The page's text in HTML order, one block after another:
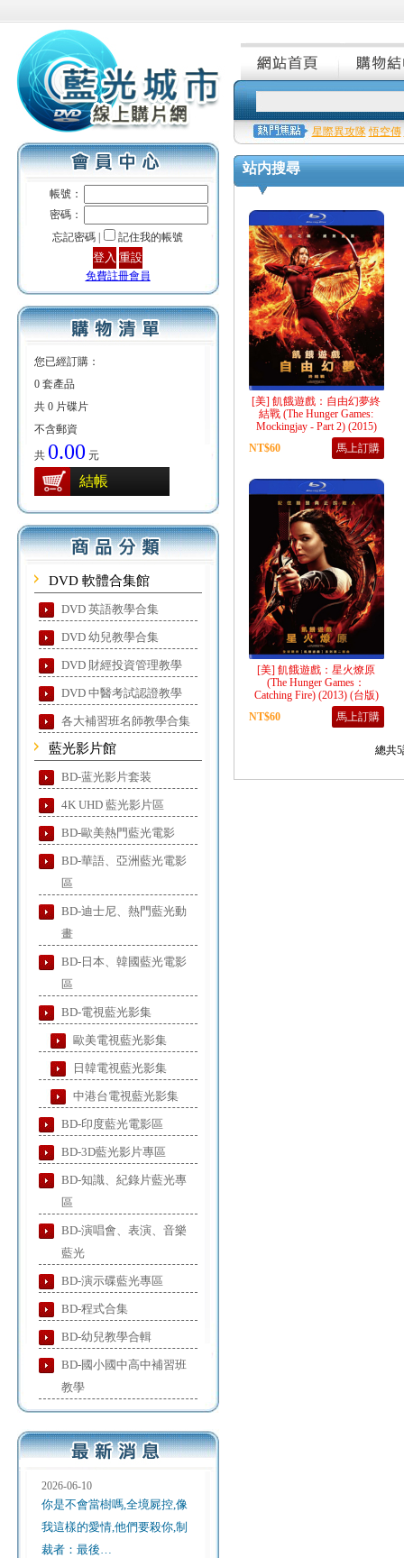
帳號：
密碼：
忘記密碼 |
記住我的帳號
免費註冊會員
您已經訂購：
0 套產品
共 0 片碟片
不含郵資
共 0.00 元
結帳
DVD 軟體合集館
DVD 英語教學合集
DVD 幼兒教學合集
DVD 財經投資管理教學
DVD 中醫考試認證教學
各大補習班名師教學合集
藍光影片館
BD-蓝光影片套装
4K UHD 藍光影片區
BD-歐美熱門藍光電影
BD-華語、亞洲藍光電影
區
BD-迪士尼、熱門藍光動
畫
BD-日本、韓國藍光電影
區
BD-電視藍光影集
歐美電視藍光影集
日韓電視藍光影集
中港台電視藍光影集
BD-印度藍光電影區
BD-3D藍光影片專區
BD-知識、紀錄片藍光專
區
BD-演唱會、表演、音樂
藍光
BD-演示碟藍光專區
BD-程式合集
BD-幼兒教學合輯
BD-國小國中高中補習班
教學
2026-06-10
你是不會當樹嗎,全境屍控,像
我這樣的愛情,他們要殺你,制
裁者：最後…
星際異攻隊 悟空傳
站内搜尋
[美] 飢餓遊戲：自由幻夢終
結戰 (The Hunger Games:
Mockingjay - Part 2) (2015)
NT$60
馬上訂購
[美] 飢餓遊戲：星火燎原
(The Hunger Games：
Catching Fire) (2013) (台版)
NT$60
馬上訂購
總共